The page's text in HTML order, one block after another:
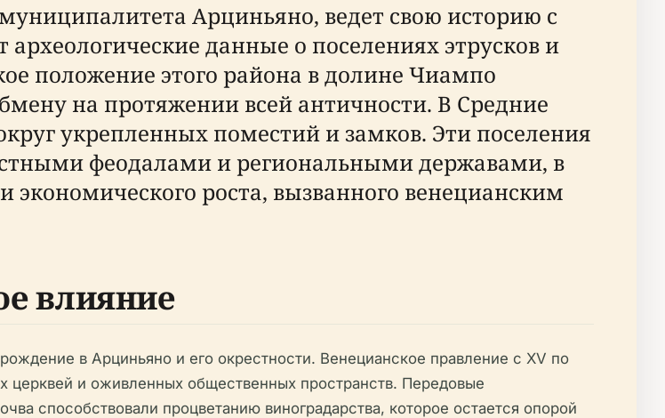
Арциньяно, ведет свою историю с
данные о поселениях этрусков и
положение этого района в долине Чиампо
на протяжении всей античности. В Средние
укрепленных поместий и замков. Эти поселения
феодалами и региональными державами, в
экономического роста, вызванного венецианским
влияние
в Арциньяно и его окрестности. Венецианское правление с XV по
церквей и оживленных общественных пространств. Передовые
способствовали процветанию виноградарства, которое остается опорой